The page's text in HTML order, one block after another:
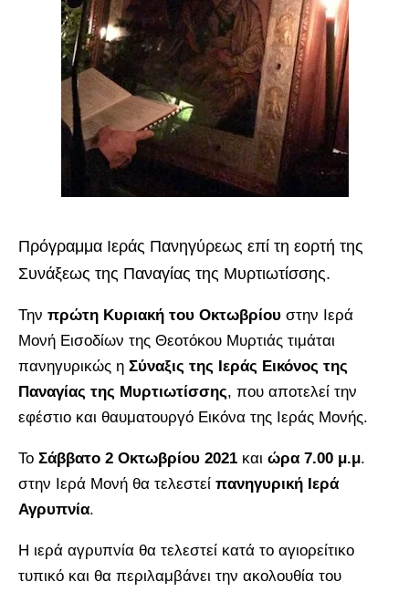
Πρόγραμμα Ιεράς Πανηγύρεως επί τη εορτή της
Συνάξεως της Παναγίας της Μυρτιωτίσσης.
Την πρώτη Κυριακή του Οκτωβρίου στην Ιερά
Μονή Εισοδίων της Θεοτόκου Μυρτιάς τιμάται
πανηγυρικώς η Σύναξις της Ιεράς Εικόνος της
Παναγίας της Μυρτιωτίσσης, που αποτελεί την
εφέστιο και θαυματουργό Εικόνα της Ιεράς Μονής.
Το Σάββατο 2 Οκτωβρίου 2021 και ώρα 7.00 μ.μ.
στην Ιερά Μονή θα τελεστεί πανηγυρική Ιερά
Αγρυπνία.
Η ιερά αγρυπνία θα τελεστεί κατά το αγιορείτικο
τυπικό και θα περιλαμβάνει την ακολουθία του